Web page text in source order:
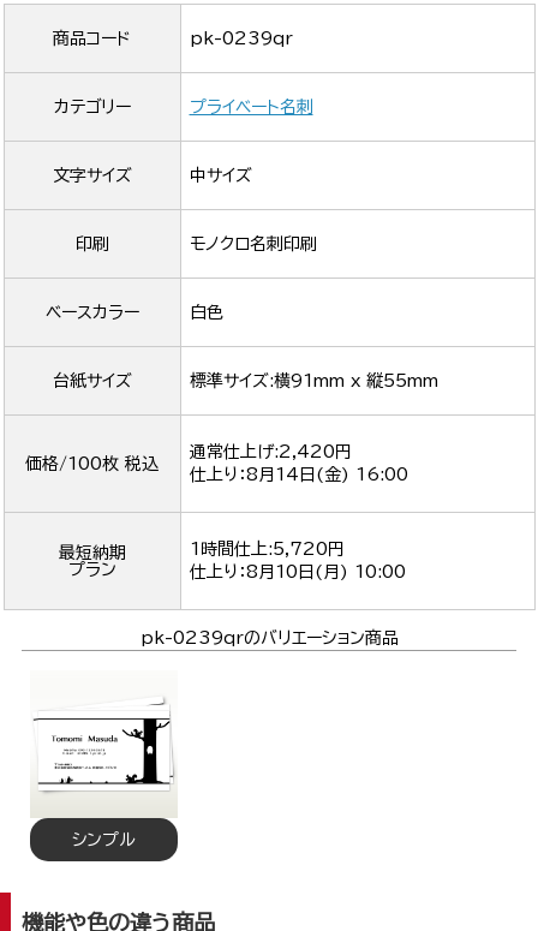
商品コード pk-0239qr
カテゴリー プライベート名刺
文字サイズ 中サイズ
印刷 モノクロ名刺印刷
ベースカラー 白色
台紙サイズ 標準サイズ:横91mm x 縦55mm
価格/100枚 税込
通常仕上げ:2,420円
仕上り：8月14日(金) 16:00
最短納期
プラン
1時間仕上:5,720円
仕上り：8月10日(月) 10:00
pk-0239qrのバリエーション商品
シンプル
機能や色の違う商品